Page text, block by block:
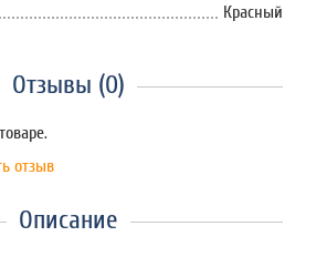
Красный
Отзывы (0)
отзыв
Описание